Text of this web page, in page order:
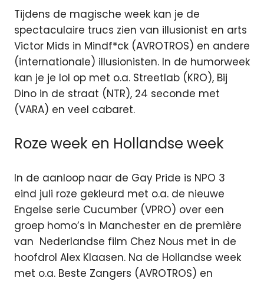
Tijdens de magische week kan je de
spectaculaire trucs zien van illusionist en arts
Victor Mids in Mindf*ck (AVROTROS) en andere
(internationale) illusionisten. In de humorweek
kan je je lol op met o.a. Streetlab (KRO), Bij
Dino in de straat (NTR), 24 seconde met
(VARA) en veel cabaret.
Roze week en Hollandse week
In de aanloop naar de Gay Pride is NPO 3
eind juli roze gekleurd met o.a. de nieuwe
Engelse serie Cucumber (VPRO) over een
groep homo’s in Manchester en de première
van Nederlandse film Chez Nous met in de
hoofdrol Alex Klaasen. Na de Hollandse week
met o.a. Beste Zangers (AVROTROS) en